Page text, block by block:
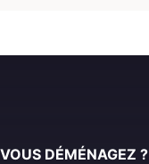
VOUS DÉMÉNAGEZ ?